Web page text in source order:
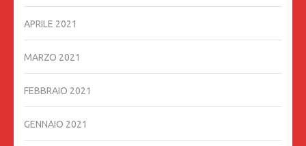
APRILE 2021
MARZO 2021
FEBBRAIO 2021
GENNAIO 2021